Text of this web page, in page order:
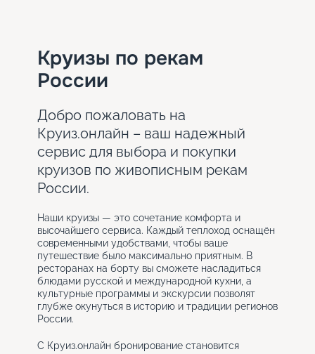
Круизы по рекам
России
Добро пожаловать на
Круиз.онлайн – ваш надежный
сервис для выбора и покупки
круизов по живописным рекам
России.
Наши круизы — это сочетание комфорта и
высочайшего сервиса. Каждый теплоход оснащён
современными удобствами, чтобы ваше
путешествие было максимально приятным. В
ресторанах на борту вы сможете насладиться
блюдами русской и международной кухни, а
культурные программы и экскурсии позволят
глубже окунуться в историю и традиции регионов
России.
С Круиз.онлайн бронирование становится